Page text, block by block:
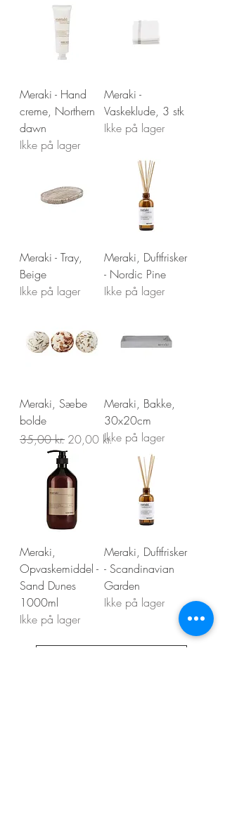
Meraki - Hand
creme, Northern
dawn
Ikke på lager
Meraki -
Vaskeklude, 3 stk
Ikke på lager
Meraki - Tray,
Beige
Ikke på lager
Meraki, Duftfrisker
- Nordic Pine
Ikke på lager
Meraki, Sæbe
bolde
Regulær pris
35,00 kr. Salgspris
20,00 kr.
Meraki, Bakke,
30x20cm
Ikke på lager
Meraki,
Opvaskemiddel -
Sand Dunes
1000ml
Ikke på lager
Meraki, Duftfrisker
- Scandinavian
Garden
Ikke på lager